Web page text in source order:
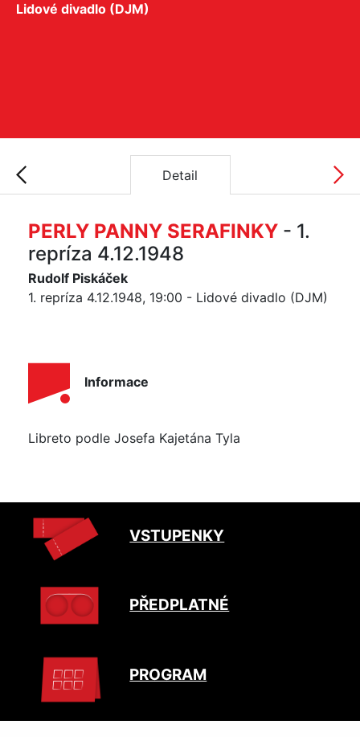
Lidové divadlo (DJM)
Detail
PERLY PANNY SERAFINKY - 1.
repríza 4.12.1948
Rudolf Piskáček
1. repríza 4.12.1948, 19:00 - Lidové divadlo (DJM)
Informace
Libreto podle Josefa Kajetána Tyla
VSTUPENKY
PŘEDPLATNÉ
PROGRAM